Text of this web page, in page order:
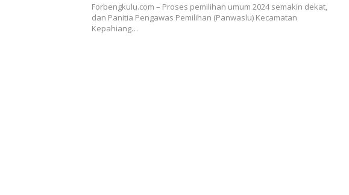
Forbengkulu.com – Proses pemilihan umum 2024 semakin dekat,
dan Panitia Pengawas Pemilihan (Panwaslu) Kecamatan
Kepahiang…